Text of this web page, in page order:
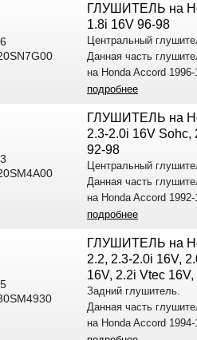
ГЛУШИТЕЛЬ на
1.8i 16V 96-98
Центральный
Данная часть
на Honda Accord 1996-
подробнее
ГЛУШИТЕЛЬ на
2.3-2.0i 16V Sohc,
92-98
Центральный
Данная часть
на Honda Accord 1992-
подробнее
ГЛУШИТЕЛЬ на
2.2, 2.3-2.0i 16V,
16V, 2.2i Vtec
Задний глушитель.
Данная часть
на Honda Accord 1994-